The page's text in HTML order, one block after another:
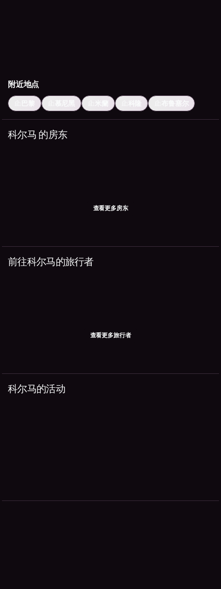
附近地点
巴黎 慕尼黑 布鲁塞尔
科尔马 的房东
查看更多房东
前往科尔马的旅行者
查看更多旅行者
科尔马的活动